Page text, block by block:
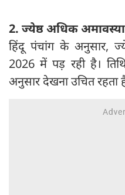
2. ज्येष्ठ अधिक
हिंदू पंचांग के अनुसार,
2026 में पड़ रही है।
अनुसार देखना उचित रहता